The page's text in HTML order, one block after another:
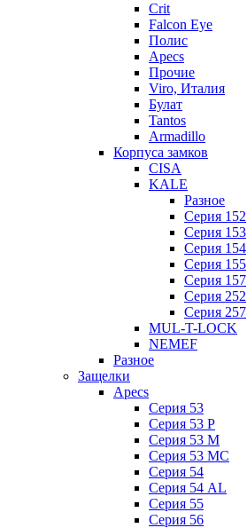
Crit
Falcon Eye
Полис
Apecs
Прочие
Viro, Италия
Булат
Tantos
Armadillo
Корпуса замков
CISA
KALE
Разное
Серия 152
Серия 153
Серия 154
Серия 155
Серия 157
Серия 252
Серия 257
MUL-T-LOCK
NEMEF
Разное
Защелки
Apecs
Серия 53
Серия 53 P
Серия 53 М
Серия 53 МC
Серия 54
Серия 54 AL
Серия 55
Серия 56